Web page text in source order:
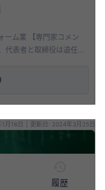
家コメン
代表者と取締役は退任予
月16日 更新日: 2024年3月25日
履歴